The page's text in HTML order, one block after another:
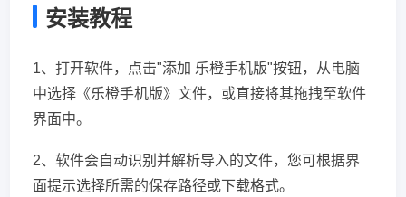
安装教程
1、打开软件，点击"添加 乐橙手机版"按钮，从电脑
中选择《乐橙手机版》文件，或直接将其拖拽至软件
界面中。
2、软件会自动识别并解析导入的文件，您可根据界
面提示选择所需的保存路径或下载格式。